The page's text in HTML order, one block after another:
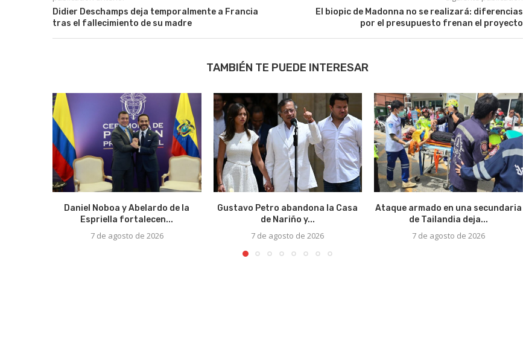
Didier Deschamps deja temporalmente a Francia
tras el fallecimiento de su madre
El biopic de Madonna no se realizará: diferencias
por el presupuesto frenan el proyecto
TAMBIÉN TE PUEDE INTERESAR
Daniel Noboa y Abelardo de la
Espriella fortalecen...
7 de agosto de 2026
Gustavo Petro abandona la Casa
de Nariño y...
7 de agosto de 2026
Ataque armado en una secundaria
de Tailandia deja...
7 de agosto de 2026